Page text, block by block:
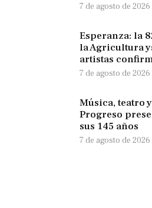
7 de agosto de 2026
Esperanza: la
la Agricultura
artistas
7 de agosto de 2026
Música, teatro
Progreso
sus 145 años
7 de agosto de 2026